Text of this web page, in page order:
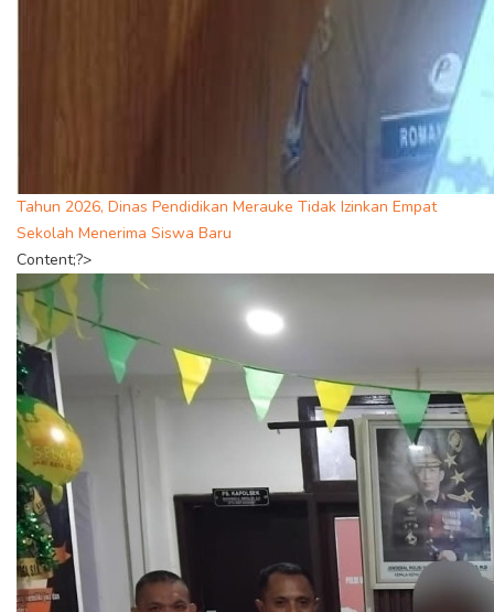
Tahun 2026, Dinas Pendidikan Merauke Tidak Izinkan Empat
Sekolah Menerima Siswa Baru
Content;?>